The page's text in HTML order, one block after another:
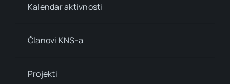
Kalendar aktivnosti
Članovi KNS-a
Projekti